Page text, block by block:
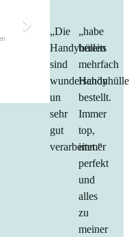
„Die
Handyhüllen
sind
wunderschön
un
sehr
gut
verarbeitet.“
„habe
bereits
mehrfach
bestellt.
Immer
top,
immer
perfekt
und
alles
zu
meiner